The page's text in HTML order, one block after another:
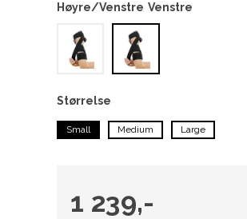
Høyre/Venstre Venstre
Størrelse
Small Medium Large
1 239,-